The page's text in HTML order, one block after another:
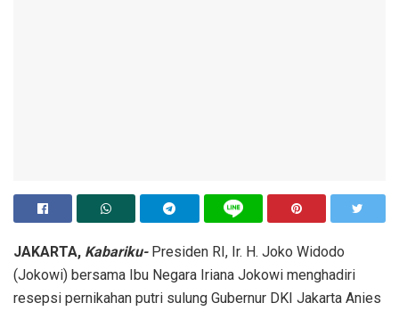
JAKARTA, Kabariku-Presiden RI, Ir. H. Joko Widodo
(Jokowi) bersama Ibu Negara Iriana Jokowi menghadiri
resepsi pernikahan putri sulung Gubernur DKI Jakarta Anies